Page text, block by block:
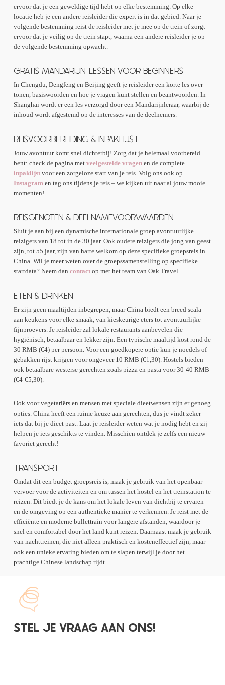
ervoor dat je een geweldige tijd hebt op elke bestemming. Op elke
locatie heb je een andere reisleider die expert is in dat gebied. Naar je
volgende bestemming reist de reisleider met je mee op de trein of zorgt
ervoor dat je veilig op de trein stapt, waarna een andere reisleider je op
de volgende bestemming opwacht.
GRATIS MANDARIJN-LESSEN VOOR BEGINNERS
In Chengdu, Dengfeng en Beijing geeft je reisleider een korte les over
tonen, basiswoorden en hoe je vragen kunt stellen en beantwoorden. In
Shanghai wordt er een les verzorgd door een Mandarijnleraar, waarbij de
inhoud wordt afgestemd op de interesses van de deelnemers.
REISVOORBEREIDING & INPAKLIJST
Jouw avontuur komt snel dichterbij! Zorg dat je helemaal voorbereid
bent: check de pagina met veelgestelde vragenen de complete
inpaklijstvoor een zorgeloze start van je reis. Volg ons ook op
Instagramen tag ons tijdens je reis – we kijken uit naar al jouw mooie
momenten!
REISGENOTEN & DEELNAMEVOORWAARDEN
Sluit je aan bij een dynamische internationale groep avontuurlijke
reizigers van 18 tot in de 30 jaar. Ook oudere reizigers die jong van geest
zijn, tot 55 jaar, zijn van harte welkom op deze specifieke groepsreis in
China. Wil je meer weten over de groepssamenstelling op specifieke
startdata? Neem dan contactop met het team van Oak Travel.
ETEN & DRINKEN
Er zijn geen maaltijden inbegrepen, maar China biedt een breed scala
aan keukens voor elke smaak, van kieskeurige eters tot avontuurlijke
fijnproevers. Je reisleider zal lokale restaurants aanbevelen die
hygiënisch, betaalbaar en lekker zijn. Een typische maaltijd kost rond de
30 RMB (€4) per persoon. Voor een goedkopere optie kun je noedels of
gebakken rijst krijgen voor ongeveer 10 RMB (€1,30). Hostels bieden
ook betaalbare westerse gerechten zoals pizza en pasta voor 30-40 RMB
(€4-€5,30).
Ook voor vegetariërs en mensen met speciale dieetwensen zijn er genoeg
opties. China heeft een ruime keuze aan gerechten, dus je vindt zeker
iets dat bij je dieet past. Laat je reisleider weten wat je nodig hebt en zij
helpen je iets geschikts te vinden. Misschien ontdek je zelfs een nieuw
favoriet gerecht!
TRANSPORT
Omdat dit een budget groepsreis is, maak je gebruik van het openbaar
vervoer voor de activiteiten en om tussen het hostel en het treinstation te
reizen. Dit biedt je de kans om het lokale leven van dichtbij te ervaren
en de omgeving op een authentieke manier te verkennen. Je reist met de
efficiënte en moderne bullettrain voor langere afstanden, waardoor je
snel en comfortabel door het land kunt reizen. Daarnaast maak je gebruik
van nachttreinen, die niet alleen praktisch en kosteneffectief zijn, maar
ook een unieke ervaring bieden om te slapen terwijl je door het
prachtige Chinese landschap rijdt.
STEL JE VRAAG AAN ONS!